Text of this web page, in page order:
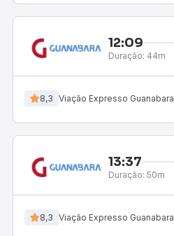
12:09
Duração: 44m
8,3 Viação Expresso Guanabara
13:37
Duração: 50m
8,3 Viação Expresso Guanabara